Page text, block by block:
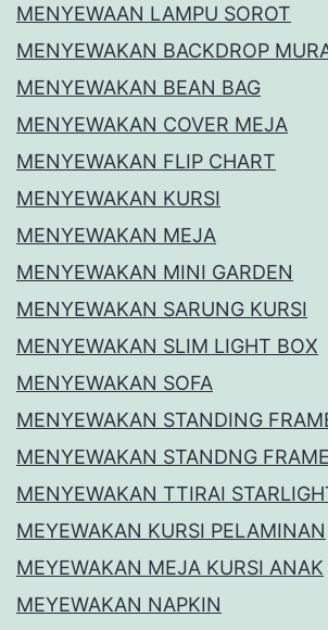
MENYEWAAN LAMPU SOROT
MENYEWAKAN BACKDROP
MENYEWAKAN BEAN BAG
MENYEWAKAN COVER MEJA
MENYEWAKAN FLIP CHART
MENYEWAKAN KURSI
MENYEWAKAN MEJA
MENYEWAKAN MINI GARDEN
MENYEWAKAN SARUNG KURSI
MENYEWAKAN SLIM LIGHT BOX
MENYEWAKAN SOFA
MENYEWAKAN STANDING
MENYEWAKAN STANDNG FRAME
MENYEWAKAN TTIRAI
MEYEWAKAN KURSI PELAMINAN
MEYEWAKAN MEJA KURSI ANAK
MEYEWAKAN NAPKIN